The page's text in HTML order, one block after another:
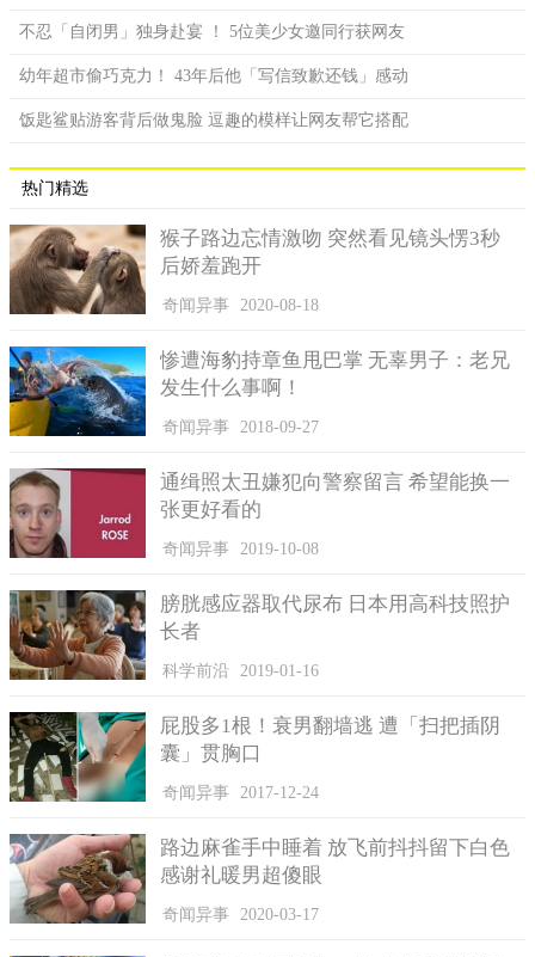
不忍「自闭男」独身赴宴 ！ 5位美少女邀同行获网友
幼年超市偷巧克力！ 43年后他「写信致歉还钱」感动
饭匙鲨贴游客背后做鬼脸 逗趣的模样让网友帮它搭配
热门精选
猴子路边忘情激吻 突然看见镜头愣3秒
后娇羞跑开
奇闻异事 2020-08-18
惨遭海豹持章鱼甩巴掌 无辜男子：老兄
发生什么事啊！
奇闻异事 2018-09-27
通缉照太丑嫌犯向警察留言 希望能换一
张更好看的
奇闻异事 2019-10-08
膀胱感应器取代尿布 日本用高科技照护
长者
科学前沿 2019-01-16
屁股多1根！衰男翻墙逃 遭「扫把插阴
囊」贯胸口
奇闻异事 2017-12-24
路边麻雀手中睡着 放飞前抖抖留下白色
感谢礼暖男超傻眼
奇闻异事 2020-03-17